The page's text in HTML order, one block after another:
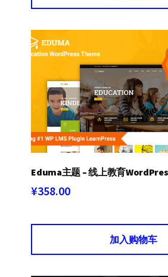
Eduma主题 – 线上教育
¥358.00
加入购物车